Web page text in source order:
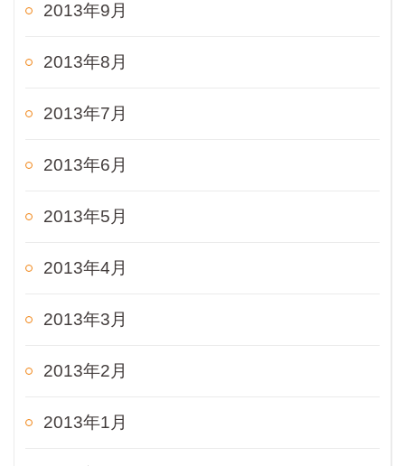
2013年9月
2013年8月
2013年7月
2013年6月
2013年5月
2013年4月
2013年3月
2013年2月
2013年1月